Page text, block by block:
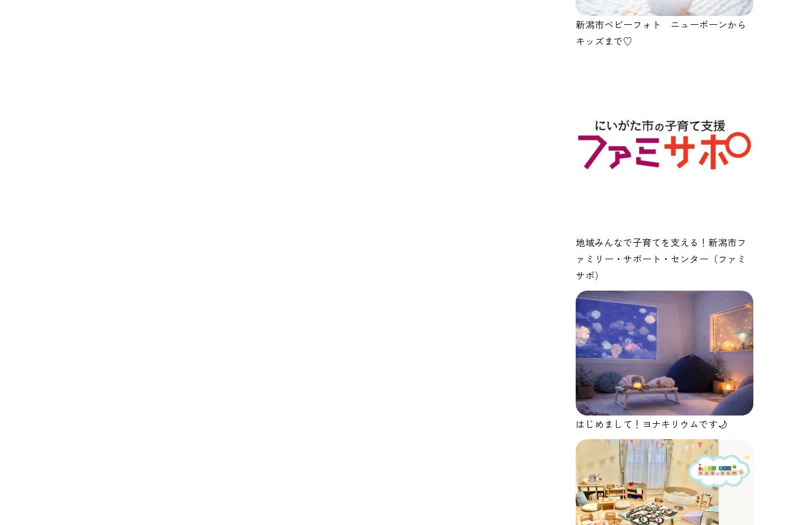
新潟市ベビーフォト ニューボーンから
キッズまで♡
地域みんなで子育てを支える！新潟市フ
ァミリー・サポート・センター（ファミ
サポ）
はじめまして！ヨナキリウムです🌙